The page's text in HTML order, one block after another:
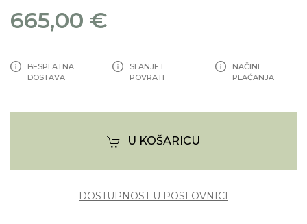
665,00 €
BESPLATNA
DOSTAVA
SLANJE I
POVRATI
NAČINI
PLAĆANJA
U KOŠARICU
DOSTUPNOST U POSLOVNICI